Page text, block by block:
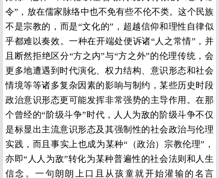
令”，放在儒家脉络中也不免有些不伦不类。这个民族
不是宗教的，而是“文化的”，超越信仰和理性自律似
乎都难以奏效。一种在开端处便诉诸“人之常情”，并
且断然拒绝区分“方之内”与“方之外”的伦理传统，会
更多地遭遇到时代演化、权力结构、意识形态和社会
情境等等诸多复杂因素的影响与制约，某些历史时段
政治意识形态更可能发挥非常强势的主导作用。在那
个曾经的“阶级斗争”时代，人人为敌的阶级斗争不仅
是标显出主流意识形态及其强制性的社会政治与伦理
实践，而且事实上也成为某种“（政治）宗教伦理”，
亦即“人人为敌”转化为某种普遍性的社会法则和人生
信念。一句朗朗上口且从孩童就开始灌输的名言